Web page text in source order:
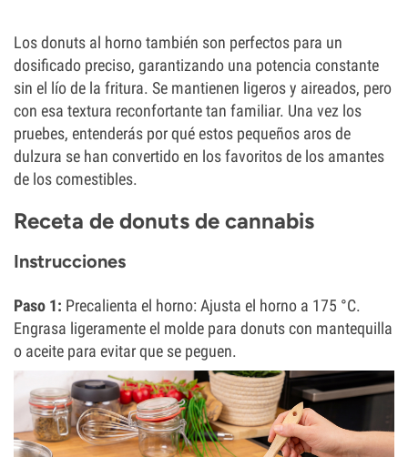
Los donuts al horno también son perfectos para un
dosificado preciso, garantizando una potencia constante
sin el lío de la fritura. Se mantienen ligeros y aireados, pero
con esa textura reconfortante tan familiar. Una vez los
pruebes, entenderás por qué estos pequeños aros de
dulzura se han convertido en los favoritos de los amantes
de los comestibles.
Receta de donuts de cannabis
Instrucciones
Paso 1: Precalienta el horno: Ajusta el horno a 175 °C.
Engrasa ligeramente el molde para donuts con mantequilla
o aceite para evitar que se peguen.